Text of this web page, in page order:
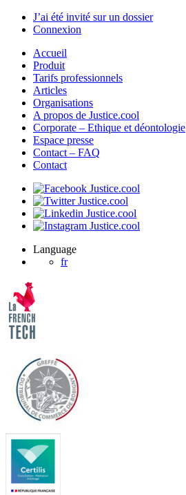
J’ai été invité sur un dossier
Connexion
Accueil
Produit
Tarifs professionnels
Articles
Organisations
A propos de Justice.cool
Corporate – Ethique et déontologie
Espace presse
Contact – FAQ
Contact
Language
fr